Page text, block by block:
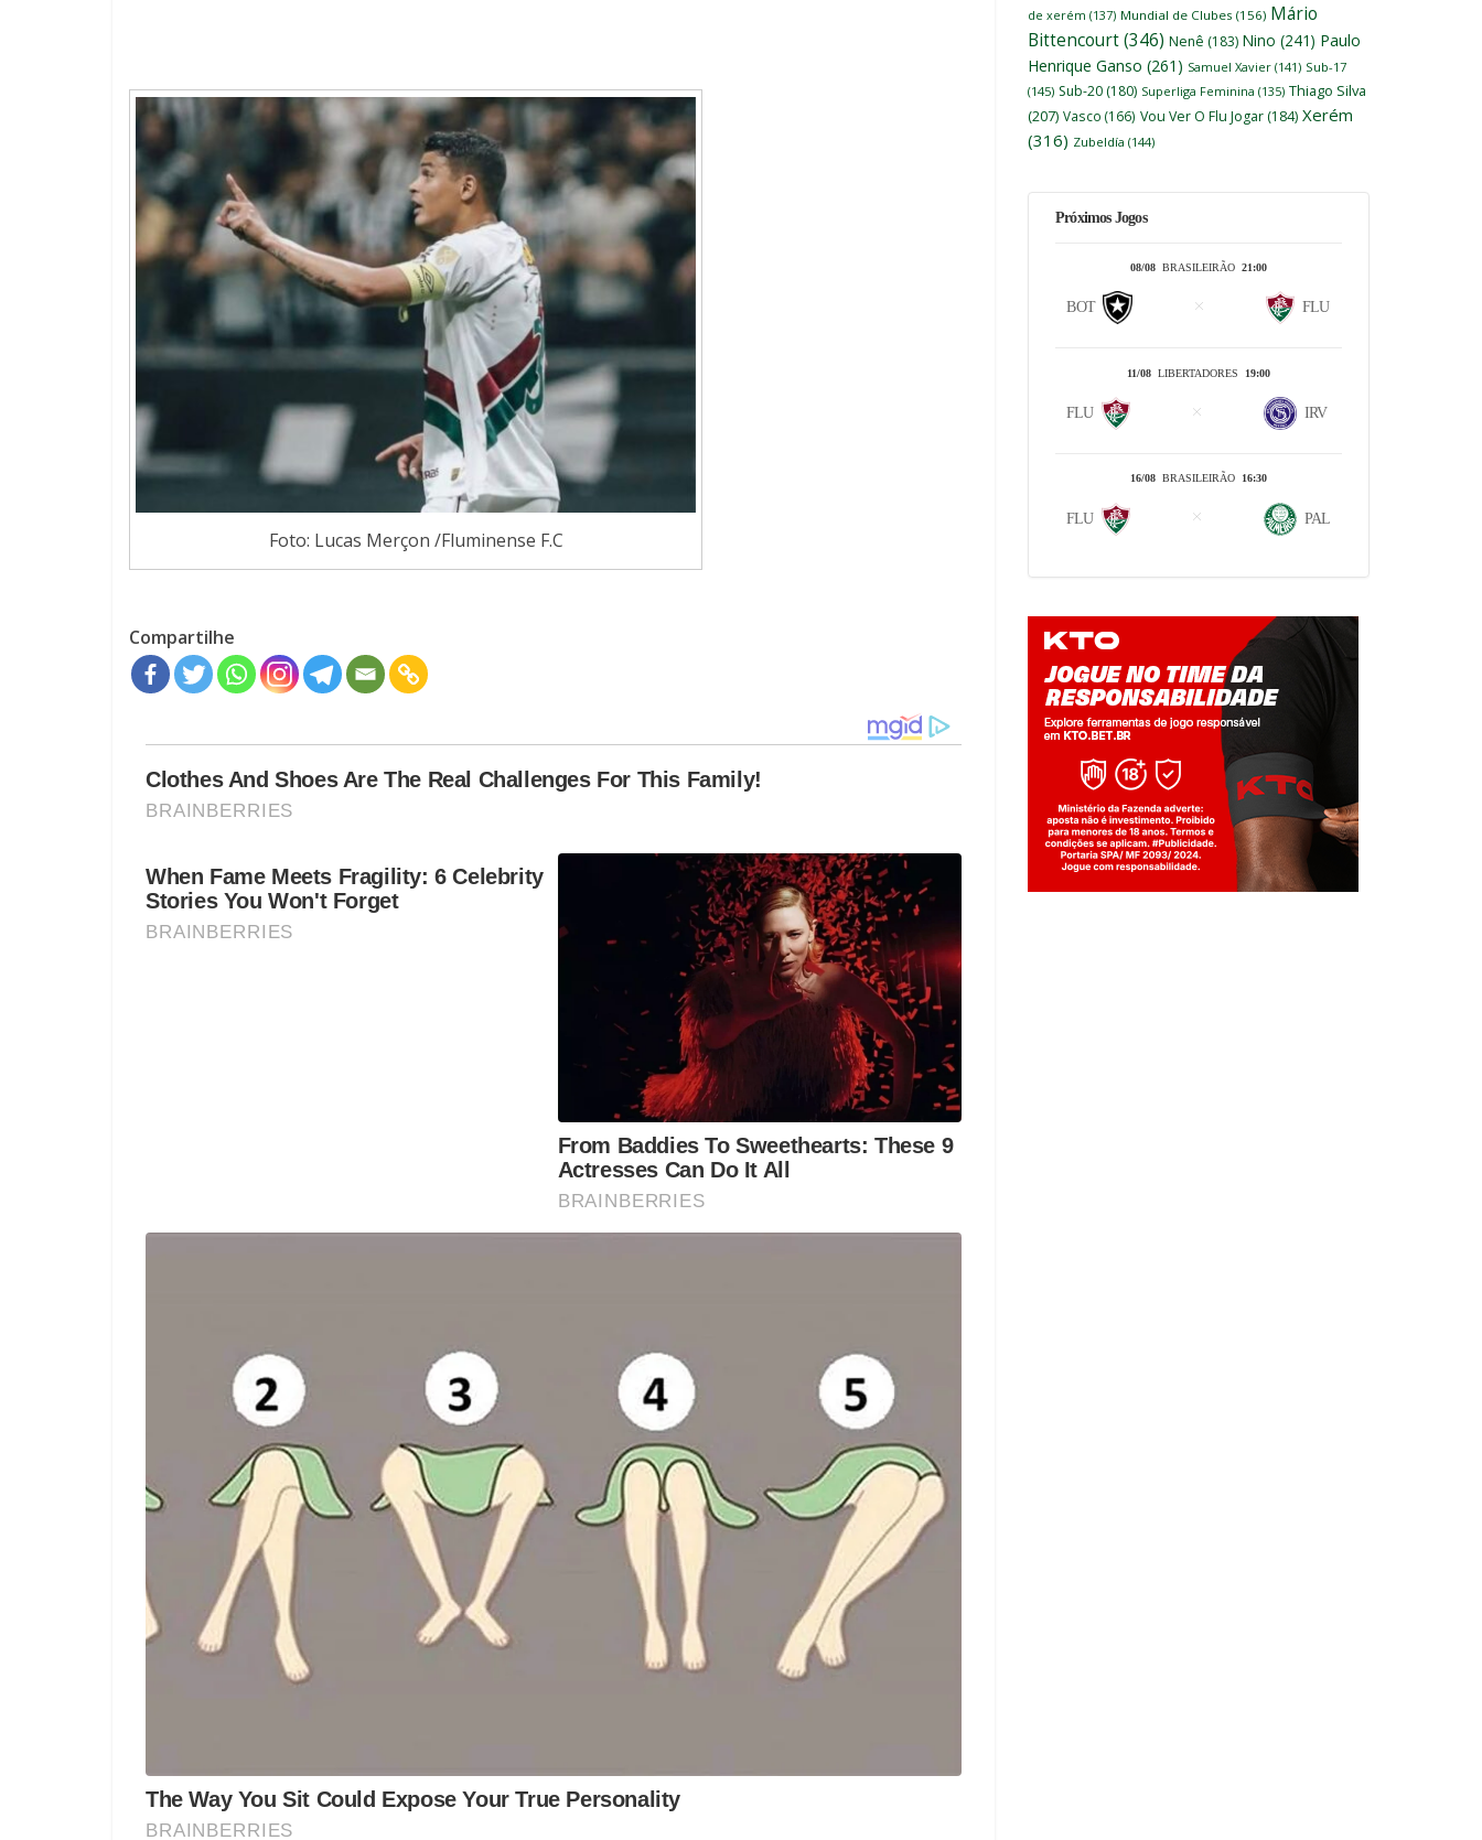
Foto: Lucas Merçon /Fluminense F.C
Compartilhe
de xerém (137) Mundial de Clubes (156) Mário
Bittencourt(346) Nenê (183) Nino (241) Paulo
Henrique Ganso (261) Samuel Xavier (141) Sub-17
(145) Sub-20 (180) Superliga Feminina (135) Thiago Silva
(207) Vasco (166) Vou Ver O Flu Jogar (184) Xerém
(316) Zubeldía (144)
Próximos Jogos
08/08 BRASILEIRÃO 21:00
BOT FLU
11/08 LIBERTADORES 19:00
FLU IRV
16/08 BRASILEIRÃO 16:30
FLU PAL
Jogue com responsabilidade. 18+